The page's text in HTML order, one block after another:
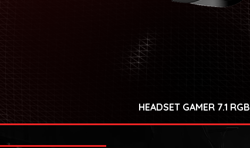
HEADSET GAMER 7.1 RGB